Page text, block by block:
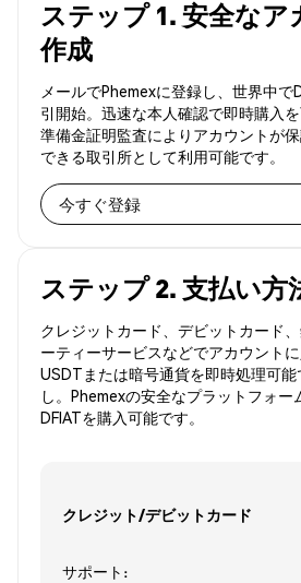
ステップ 1. 安全なア
作成
メールでPhemexに登録し、世界中で
引開始。迅速な本人確認で即時購入
準備金証明監査によりアカウントが
できる取引所として利用可能です。
今すぐ登録
ステップ 2. 支払い方
クレジットカード、デビットカード
ーティーサービスなどでアカウント
USDTまたは暗号通貨を即時処理可
し。Phemexの安全なプラットフォ
DFIATを購入可能です。
クレジット/デビットカード
サポート: